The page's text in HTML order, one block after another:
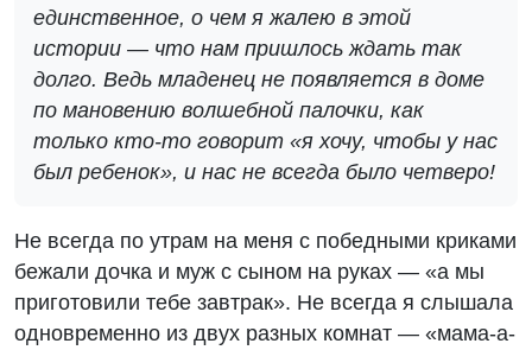
единственное, о чем я жалею в этой
истории — что нам пришлось ждать так
долго. Ведь младенец не появляется в доме
по мановению волшебной палочки, как
только кто-то говорит «я хочу, чтобы у нас
был ребенок», и нас не всегда было четверо!
Не всегда по утрам на меня с победными криками
бежали дочка и муж с сыном на руках — «а мы
приготовили тебе завтрак». Не всегда я слышала
одновременно из двух разных комнат — «мама-а-